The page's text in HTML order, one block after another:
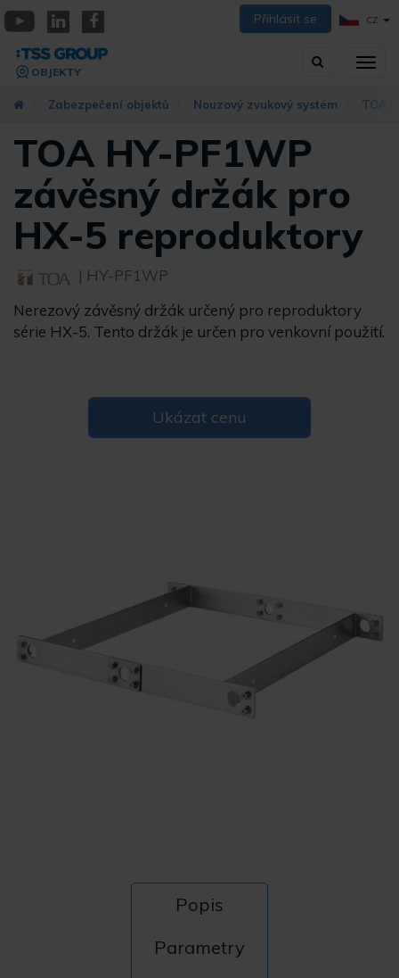
Přejít
k
hlavnímu
obsahu
Přihlásit se CZ
Vyhledávání
OBJEKTY
Zabezpečení objektů Nouzový zvukový systém TOA
TOA HY-PF1WP
závěsný držák pro
HX-5 reproduktory
| HY-PF1WP
Nerezový závěsný držák určený pro reproduktory
série HX-5. Tento držák je určen pro venkovní použití.
Ukázat cenu
Popis
Parametry